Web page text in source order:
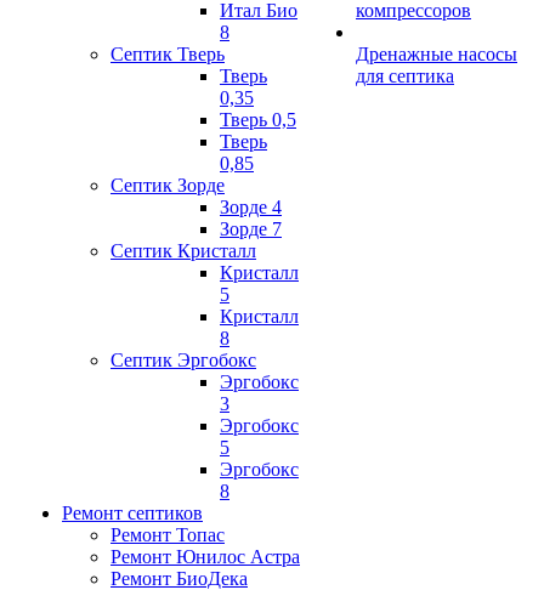
Итал Био
8
Септик Тверь
Тверь
0,35
Тверь 0,5
Тверь
0,85
Септик Зорде
Зорде 4
Зорде 7
Септик Кристалл
Кристалл
5
Кристалл
8
Септик Эргобокс
Эргобокс
3
Эргобокс
5
Эргобокс
8
Ремонт септиков
Ремонт Топас
Ремонт Юнилос Астра
Ремонт БиоДека
компрессоров
Дренажные насосы
для септика